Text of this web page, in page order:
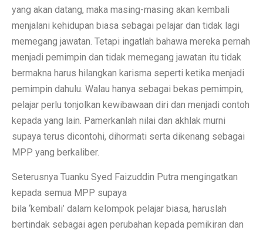
yang akan datang, maka masing-masing akan kembali
menjalani kehidupan biasa sebagai pelajar dan tidak lagi
memegang jawatan. Tetapi ingatlah bahawa mereka pernah
menjadi pemimpin dan tidak memegang jawatan itu tidak
bermakna harus hilangkan karisma seperti ketika menjadi
pemimpin dahulu. Walau hanya sebagai bekas pemimpin,
pelajar perlu tonjolkan kewibawaan diri dan menjadi contoh
kepada yang lain. Pamerkanlah nilai dan akhlak murni
supaya terus dicontohi, dihormati serta dikenang sebagai
MPP yang berkaliber.
Seterusnya Tuanku Syed Faizuddin Putra mengingatkan
kepada semua MPP supaya
bila ‘kembali’ dalam kelompok pelajar biasa, haruslah
bertindak sebagai agen perubahan kepada pemikiran dan